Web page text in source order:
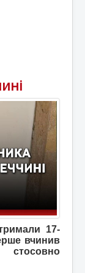
17-
вчинив